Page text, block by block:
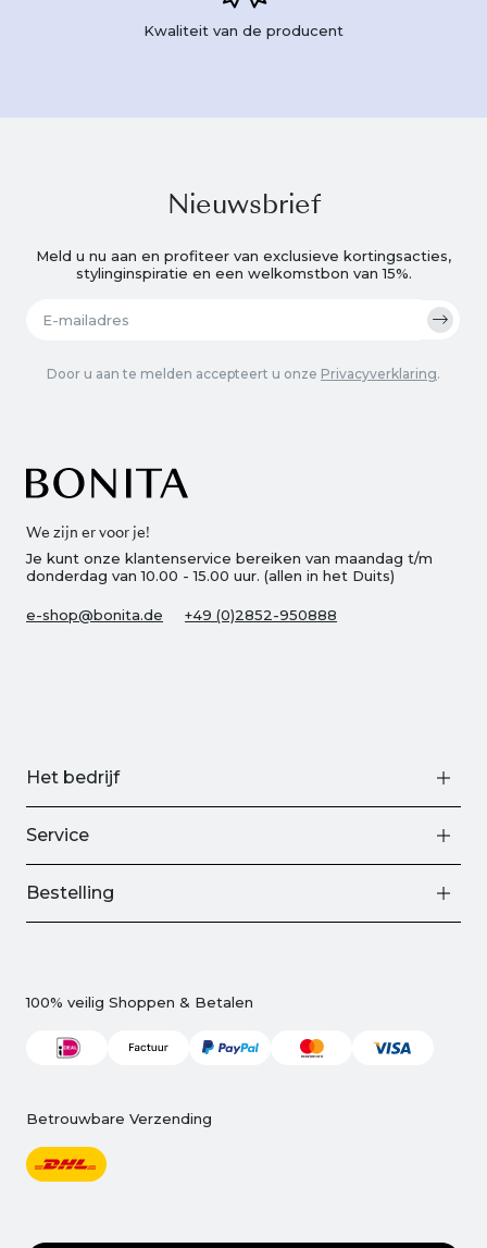
Kwaliteit van de producent
We zijn er voor je!
Je kunt onze klantenservice bereiken van maandag t/m
donderdag van 10.00 - 15.00 uur. (allen in het Duits)
e-shop@bonita.de +49 (0)2852-950888
Nieuwsbrief
Meld u nu aan en profiteer van exclusieve kortingsacties,
stylinginspiratie en een welkomstbon van 15%.
Door u aan te melden accepteert u onze Privacyverklaring.
Het bedrijf
Service
Bestelling
100% veilig Shoppen & Betalen
Betrouwbare Verzending